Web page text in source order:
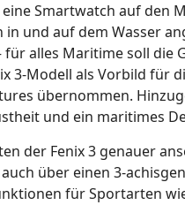
Smartwatch auf den
und auf dem Wasser
alles Maritime soll die
3-Modell als Vorbild für
übernommen.
und ein maritimes
der Fenix 3 genauer
über einen 3-
für Sportarten